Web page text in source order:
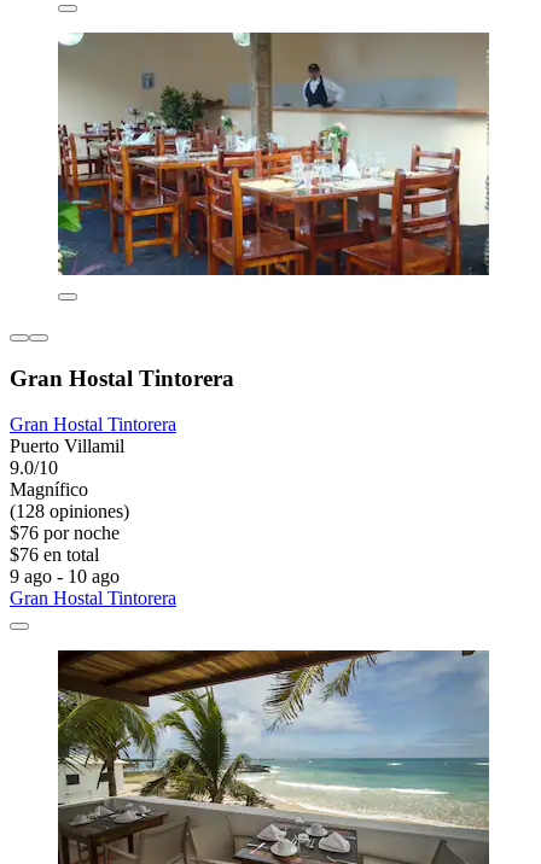
Gran Hostal Tintorera
Gran Hostal Tintorera
Puerto Villamil
9.0/10
Magnífico
(128 opiniones)
$76 por noche
$76 en total
9 ago - 10 ago
Gran Hostal Tintorera